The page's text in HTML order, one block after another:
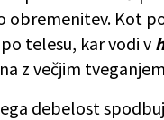
obremenitev. Kot
telesu, kar vodi v
z večjim
debelost